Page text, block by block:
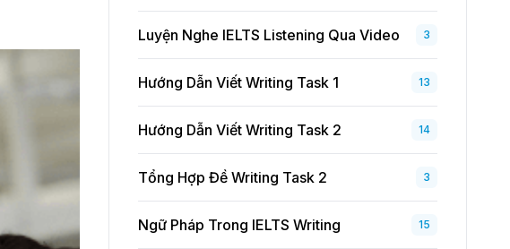
Luyện Nghe IELTS Listening Qua Video 3
Hướng Dẫn Viết Writing Task 1 13
Hướng Dẫn Viết Writing Task 2 14
Tổng Hợp Đề Writing Task 2 3
Ngữ Pháp Trong IELTS Writing 15